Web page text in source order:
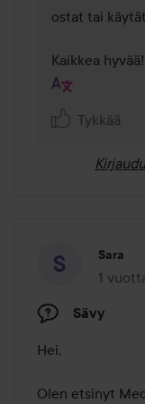
ostat tai
Kaikkea hyvää!
Tykkää
Kirjaudu
Sara
1
Viesti
Sävy
Hei,
Olen etsinyt